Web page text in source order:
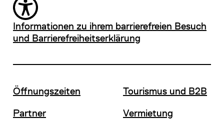
Informationen zu ihrem barrierefreien Besuch
und Barrierefreiheitserklärung
Öffnungszeiten
Partner
Tourismus und B2B
Vermietung